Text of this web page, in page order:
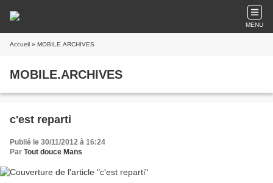
MENU
Accueil » MOBILE.ARCHIVES
MOBILE.ARCHIVES
c'est reparti
Publié le 30/11/2012 à 16:24
Par Tout douce Mans